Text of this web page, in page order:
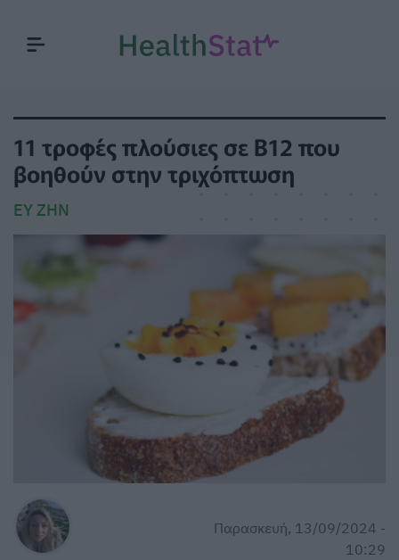
11 τροφές πλούσιες σε Β12 που
βοηθούν στην τριχόπτωση
ΕΥ ΖΗΝ
Παρασκευή, 13/09/2024 -
10:29